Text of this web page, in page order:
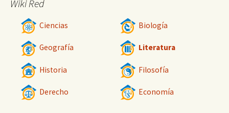
Wiki Red
Ciencias Biología
Geografía Literatura
Historia Filosofía
Derecho Economía